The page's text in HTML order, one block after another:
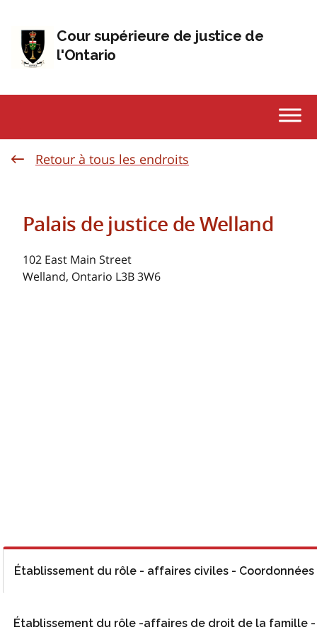
Cour supérieure de justice de
l'Ontario
Retour à tous les endroits
Palais de justice de Welland
102 East Main Street
Welland, Ontario L3B 3W6
Établissement du rôle - affaires civiles - Coordonnées
Établissement du rôle -affaires de droit de la famille -